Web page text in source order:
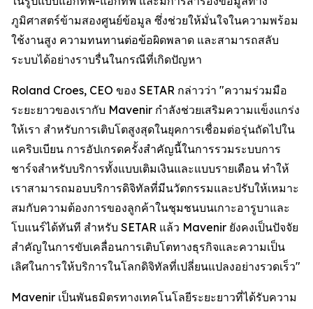
ภูมิศาสตร์ข้ามสองศูนย์ข้อมูล ซึ่งช่วยให้มั่นใจในความพร้อม
ใช้งานสูง ความทนทานต่อข้อผิดพลาด และสามารถสลับ
ระบบได้อย่างราบรื่นในกรณีที่เกิดปัญหา
Roland Croes, CEO ของ SETAR กล่าวว่า "ความร่วมมือ
ระยะยาวของเรากับ Mavenir กำลังช่วยเสริมความแข็งแกร่ง
ให้เรา สำหรับการเติบโตสูงสุดในยุคการเชื่อมต่อรุ่นถัดไปใน
แคริบเบียน การอัปเกรดครั้งสำคัญนี้ในการรวมระบบการ
ชาร์จสำหรับบริการทั้งแบบเติมเงินและแบบรายเดือน ทำให้
เราสามารถมอบบริการดิจิทัลที่มีนวัตกรรมและปรับให้เหมาะ
สมกับความต้องการของลูกค้าในชุมชนบนเกาะอารูบาและ
โบแนร์ได้ทันที สำหรับ SETAR แล้ว Mavenir ยังคงเป็นปัจจัย
สำคัญในการขับเคลื่อนการเติบโตทางธุรกิจและความเป็น
เลิศในการให้บริการในโลกดิจิทัลที่เปลี่ยนแปลงอย่างรวดเร็ว"
Mavenir เป็นพันธมิตรทางเทคโนโลยีระยะยาวที่ได้รับความ